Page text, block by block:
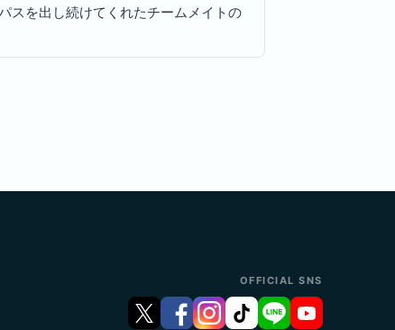
スを出し続けてくれたチームメイトの
OFFICIAL SNS